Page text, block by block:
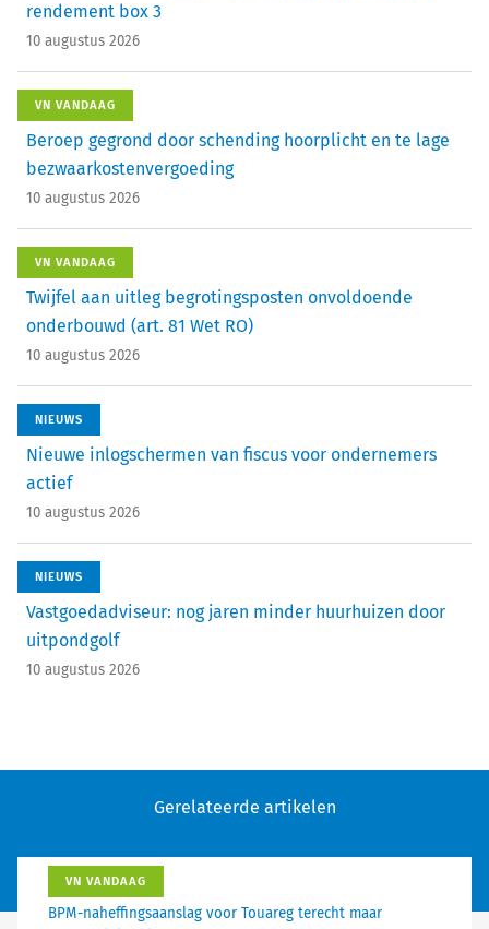
rendement box 3
10 augustus 2026
VN VANDAAG
Beroep gegrond door schending hoorplicht en te lage
bezwaarkostenvergoeding
10 augustus 2026
VN VANDAAG
Twijfel aan uitleg begrotingsposten onvoldoende
onderbouwd (art. 81 Wet RO)
10 augustus 2026
NIEUWS
Nieuwe inlogschermen van fiscus voor ondernemers
actief
10 augustus 2026
NIEUWS
Vastgoedadviseur: nog jaren minder huurhuizen door
uitpondgolf
10 augustus 2026
Gerelateerde artikelen
VN VANDAAG
BPM-naheffingsaanslag voor Touareg terecht maar